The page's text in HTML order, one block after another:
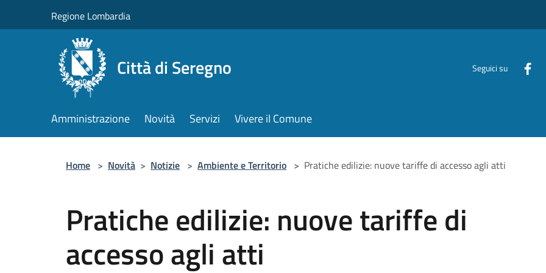
Regione Lombardia
Città di Seregno Seguici su
Amministrazione Novità Servizi Vivere il Comune
Home > Novità > Notizie > Ambiente e Territorio > Pratiche edilizie: nuove tariffe di accesso agli atti
Pratiche edilizie: nuove tariffe di
accesso agli atti